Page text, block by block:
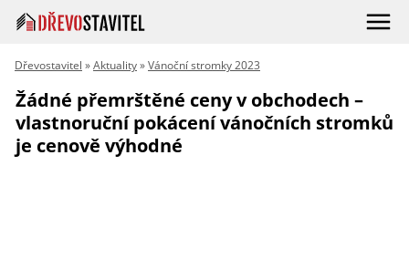
Dřevostavitel »Aktuality»Vánoční stromky 2023
Žádné přemrštěné ceny v obchodech –
vlastnoruční pokácení vánočních stromků
je cenově výhodné